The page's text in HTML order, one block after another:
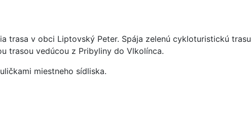
trasa v obci Liptovský Peter. Spája zelenú cykloturistickú trasu
trasou vedúcou z Pribyliny do Vlkolínca.
miestneho sídliska.